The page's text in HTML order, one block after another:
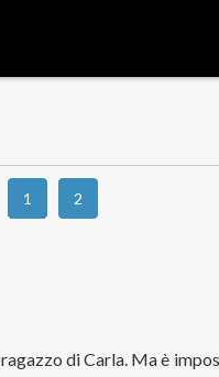
1 2
di Carla. Ma è